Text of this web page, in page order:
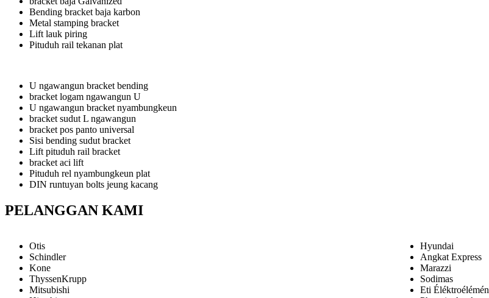
Bending bracket baja karbon
Metal stamping bracket
Lift lauk piring
Pituduh rail tekanan plat
U ngawangun bracket bending
bracket logam ngawangun U
U ngawangun bracket nyambungkeun
bracket sudut L ngawangun
bracket pos panto universal
Sisi bending sudut bracket
Lift pituduh rail bracket
bracket aci lift
Pituduh rel nyambungkeun plat
DIN runtuyan bolts jeung kacang
PELANGGAN KAMI
Otis
Schindler
Kone
ThyssenKrupp
Mitsubishi
Hyundai
Angkat Express
Marazzi
Sodimas
Eti Éléktroélémén